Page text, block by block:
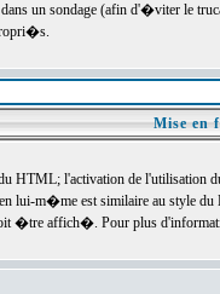
un sondage (afin d'�viter le
Mise en
HTML; l'activation de l'utilisation
lui-m�me est similaire au style
�tre affich�. Pour plus